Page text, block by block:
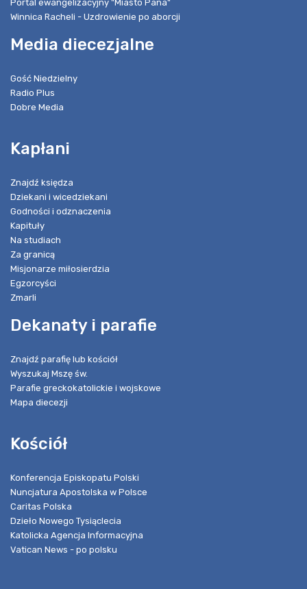
Portal ewangelizacyjny "Miasto Pana"
Winnica Racheli - Uzdrowienie po aborcji
Media diecezjalne
Gość Niedzielny
Radio Plus
Dobre Media
Kapłani
Znajdź księdza
Dziekani i wicedziekani
Godności i odznaczenia
Kapituły
Na studiach
Za granicą
Misjonarze miłosierdzia
Egzorcyści
Zmarli
Dekanaty i parafie
Znajdź parafię lub kościół
Wyszukaj Mszę św.
Parafie greckokatolickie i wojskowe
Mapa diecezji
Kościół
Konferencja Episkopatu Polski
Nuncjatura Apostolska w Polsce
Caritas Polska
Dzieło Nowego Tysiąclecia
Katolicka Agencja Informacyjna
Vatican News - po polsku